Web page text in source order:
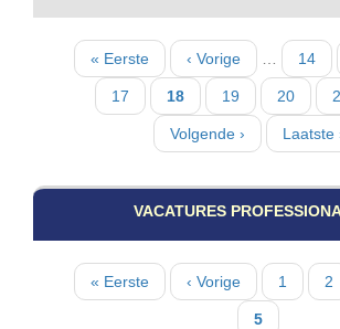
PaginatieEerste
pagina
« Eerste
Vorige
pagina
‹ Vorige Pagina
14
Pagina
17
Huidige
pagina
18 Pagina
19 Pagina
20
Volgende
pagina
Volgende ›
Laatste
pagina
Laatste
VACATURES
PaginatieEerste
pagina
« Eerste
Vorige
pagina
‹ Vorige Pagina
1 2
Huidige
5